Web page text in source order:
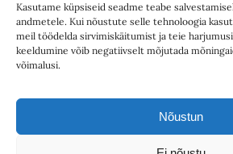
Kasutame küpsiseid seadme teabe
andmetele. Kui nõustute selle tehnoloogia
meil töödelda sirvimiskäitumist ja teie
keeldumine võib negatiivselt mõjutada
võimalusi.
Nõustun
Kultuurileht 1994-1997
Reede 1989-1990
Sirp ja Vasar 1940-1989
Teksti- ja andmekaeve